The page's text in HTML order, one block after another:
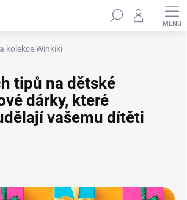
Hledat
kolekce Winkiki
tipů na dětské
dárky, které
vašemu dítěti